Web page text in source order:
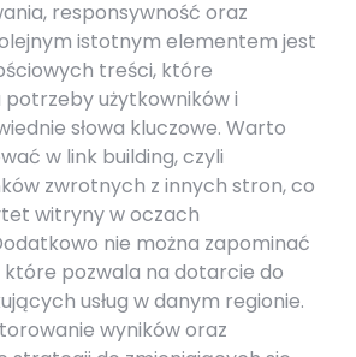
responsywność oraz
istotnym elementem jest
treści, które
użytkowników i
słowa kluczowe. Warto
w link building, czyli
zwrotnych z innych stron, co
witryny w oczach
nie można zapominać
które pozwala na dotarcie do
usług w danym regionie.
wyników oraz